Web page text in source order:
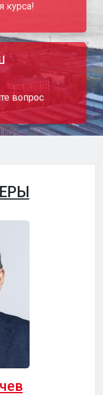
курса!
вопрос